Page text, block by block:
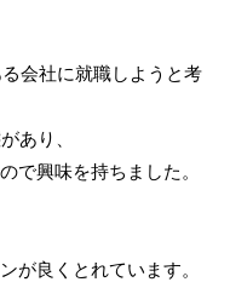
会社に就職しようと考
あり、
で興味を持ちました。
が良くとれています。